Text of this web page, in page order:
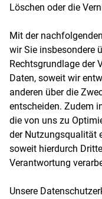
Löschen oder die
Mit der
wir Sie insbesondere
Rechtsgrundlage der
Daten, soweit wir
anderen über die
entscheiden. Zudem
die von uns zu
der Nutzungsqualität
soweit hierdurch
Verantwortung
Unsere